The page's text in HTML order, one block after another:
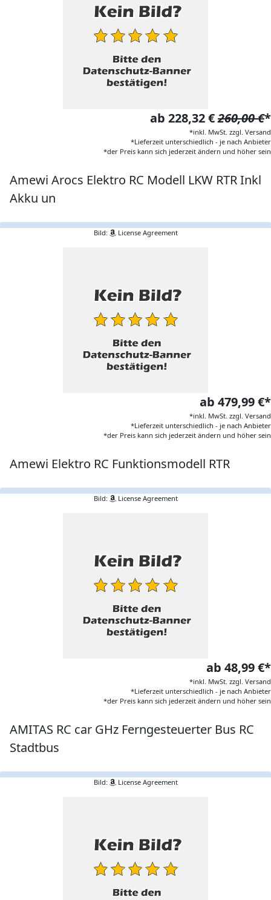
ab 228,32 €260,00 €*
*inkl. MwSt. zzgl. Versand
*Lieferzeit unterschiedlich - je nach Anbieter
*der Preis kann sich jederzeit ändern und höher sein
Amewi Arocs Elektro RC Modell LKW RTR Inkl
Akku un
Bild: License Agreement
ab 479,99 €*
*inkl. MwSt. zzgl. Versand
*Lieferzeit unterschiedlich - je nach Anbieter
*der Preis kann sich jederzeit ändern und höher sein
Amewi Elektro RC Funktionsmodell RTR
Bild: License Agreement
ab 48,99 €*
*inkl. MwSt. zzgl. Versand
*Lieferzeit unterschiedlich - je nach Anbieter
*der Preis kann sich jederzeit ändern und höher sein
AMITAS RC car GHz Ferngesteuerter Bus RC
Stadtbus
Bild: License Agreement